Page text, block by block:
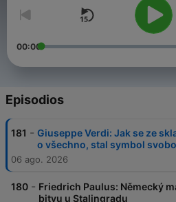
00:00
Episodios
181 - Giuseppe Verdi: Jak se ze
o všechno, stal symbol
06 ago. 2026
180 - Friedrich Paulus: Německý
bitvu u Stalingradu